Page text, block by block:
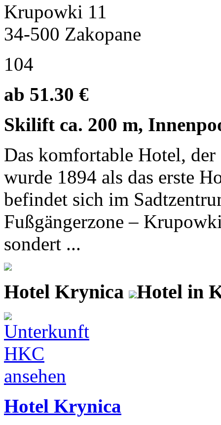
Krupowki 11
34-500 Zakopane
104
ab 51.30 €
Skilift ca. 200 m,
Das komfortable Hotel, der
wurde 1894 als das erste
befindet sich im
Fußgängerzone –
sondert ...
Hotel Krynica Hotel in
Hotel Krynica